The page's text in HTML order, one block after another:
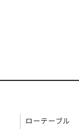
ローテーブル